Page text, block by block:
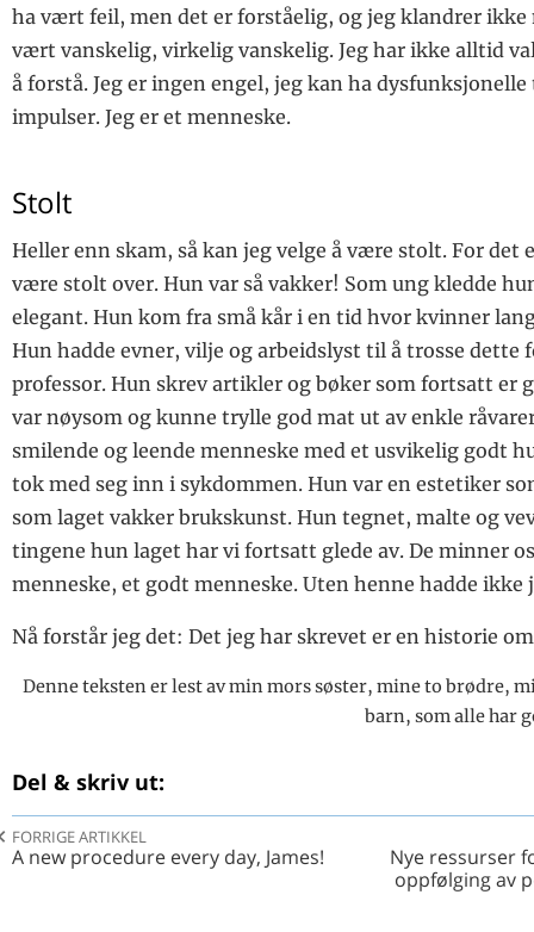
ha vært feil, men det er forståelig, og jeg klandrer ikke
vært vanskelig, virkelig vanskelig. Jeg har ikke alltid
å forstå. Jeg er ingen engel, jeg kan ha
impulser. Jeg er et menneske.
Stolt
Heller enn skam, så kan jeg velge å være stolt. For det
være stolt over. Hun var så vakker! Som ung kledde
elegant. Hun kom fra små kår i en tid hvor kvinner
Hun hadde evner, vilje og arbeidslyst til å trosse dette
professor. Hun skrev artikler og bøker som fortsatt er
var nøysom og kunne trylle god mat ut av enkle
smilende og leende menneske med et usvikelig godt
tok med seg inn i sykdommen. Hun var en estetiker
som laget vakker brukskunst. Hun tegnet, malte og
tingene hun laget har vi fortsatt glede av. De minner
menneske, et godt menneske. Uten henne hadde
Nå forstår jeg det: Det jeg har skrevet er en historie
Denne teksten er lest av min mors søster, mine to brødre,
barn, som alle har
Del & skriv ut:
FORRIGE ARTIKKEL
A new procedure every day, James!
Nye ressurser
oppfølging av